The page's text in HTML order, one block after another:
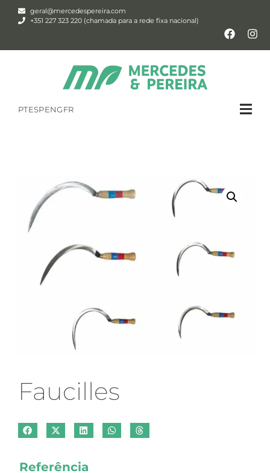
geral@mercedespereira.com
+351 227 323 220 (chamada para a rede fixa nacional)
PTESPENGFR
Faucilles
Referência